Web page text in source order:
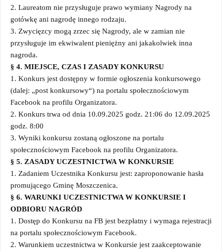
2. Laureatom nie przysługuje prawo wymiany Nagrody na
gotówkę ani nagrodę innego rodzaju.
3. Zwycięzcy mogą zrzec się Nagrody, ale w zamian nie
przysługuje im ekwiwalent pieniężny ani jakakolwiek inna
nagroda.
§ 4. MIEJSCE, CZAS I ZASADY KONKURSU
1. Konkurs jest dostępny w formie ogłoszenia konkursowego
(dalej: „post konkursowy“) na portalu społecznościowym
Facebook na profilu Organizatora.
2. Konkurs trwa od dnia 10.09.2025 godz. 21:06 do 12.09.2025
godz. 8:00
3. Wyniki konkursu zostaną ogłoszone na portalu
społecznościowym Facebook na profilu Organizatora.
§ 5. ZASADY UCZESTNICTWA W KONKURSIE
1. Zadaniem Uczestnika Konkursu jest: zaproponowanie hasła
promującego Gminę Moszczenica.
§ 6. WARUNKI UCZESTNICTWA W KONKURSIE I
ODBIORU NAGRÓD
1. Dostęp do Konkursu na FB jest bezpłatny i wymaga rejestracji
na portalu społecznościowym Facebook.
2. Warunkiem uczestnictwa w Konkursie jest zaakceptowanie